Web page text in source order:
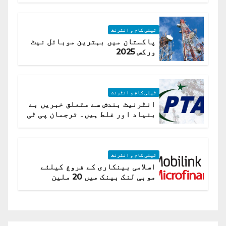
ٹیلی کام و انٹرنٹ
پاکستان میں بہترین موبائل نیٹ
ورکس 2025
ٹیلی کام و انٹرنٹ
انٹرنیٹ بندش سے متعلق خبریں بے
بنیاد اور غلط ہیں۔ ترجمان پی ٹی
ٹیلی کام و انٹرنٹ
اسلامی بینکاری کے فروغ کیلئے
موبی لنک بینک میں 20 ملین